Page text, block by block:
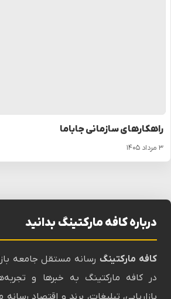
راهکارهای سازمانی جاباما
۳ مرداد ۱۴۰۵
درباره کافه مارکتینگ بدانید
کافه مارکتینگرسانه‌ مستقل جامعه
در کافه مارکتینگ به خبرها و
بازاریابی، تبلیغات، برند و اقتصاد